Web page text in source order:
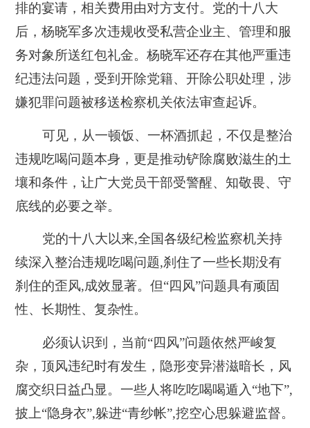
排的宴请，相关费用由对方支付。党的十八大
后，杨晓军多次违规收受私营企业主、管理和服
务对象所送红包礼金。杨晓军还存在其他严重违
纪违法问题，受到开除党籍、开除公职处理，涉
嫌犯罪问题被移送检察机关依法审查起诉。
可见，从一顿饭、一杯酒抓起，不仅是整治
违规吃喝问题本身，更是推动铲除腐败滋生的土
壤和条件，让广大党员干部受警醒、知敬畏、守
底线的必要之举。
党的十八大以来,全国各级纪检监察机关持
续深入整治违规吃喝问题,刹住了一些长期没有
刹住的歪风,成效显著。但“四风”问题具有顽固
性、长期性、复杂性。
必须认识到，当前“四风”问题依然严峻复
杂，顶风违纪时有发生，隐形变异潜滋暗长，风
腐交织日益凸显。一些人将吃吃喝喝遁入“地下”,
披上“隐身衣”,躲进“青纱帐”,挖空心思躲避监督。